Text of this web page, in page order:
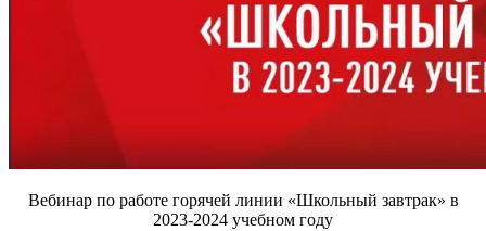
Вебинар по работе горячей линии «Школьный завтрак» в
2023-2024 учебном году